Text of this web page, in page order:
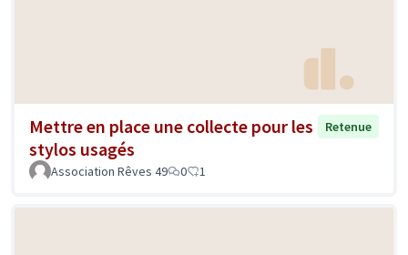
Mettre en place une collecte pour les
stylos usagés
Retenue
Association Rêves 49 0 1